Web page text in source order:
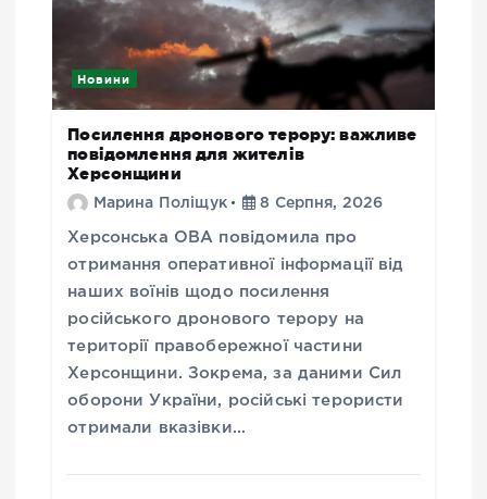
Новини
Посилення дронового терору: важливе
повідомлення для жителів
Херсонщини
Марина Поліщук 8 Серпня, 2026
Херсонська ОВА повідомила про
отримання оперативної інформації від
наших воїнів щодо посилення
російського дронового терору на
території правобережної частини
Херсонщини. Зокрема, за даними Сил
оборони України, російські терористи
отримали вказівки…